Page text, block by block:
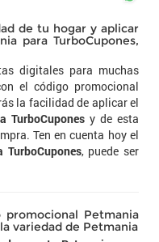
de tu hogar y aplicar
para TurboCupones,
digitales para muchas
el código promocional
la facilidad de aplicar el
TurboCuponesy de esta
Ten en cuenta hoy el
, puede ser
Petmania
variedad de Petmania